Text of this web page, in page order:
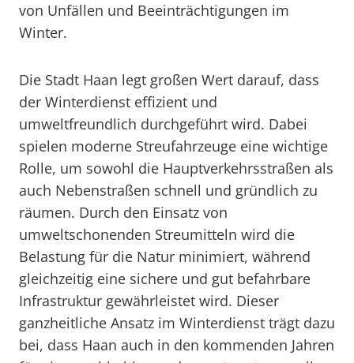
von Unfällen und Beeinträchtigungen im
Winter.
Die Stadt Haan legt großen Wert darauf, dass
der Winterdienst effizient und
umweltfreundlich durchgeführt wird. Dabei
spielen moderne Streufahrzeuge eine wichtige
Rolle, um sowohl die Hauptverkehrsstraßen als
auch Nebenstraßen schnell und gründlich zu
räumen. Durch den Einsatz von
umweltschonenden Streumitteln wird die
Belastung für die Natur minimiert, während
gleichzeitig eine sichere und gut befahrbare
Infrastruktur gewährleistet wird. Dieser
ganzheitliche Ansatz im Winterdienst trägt dazu
bei, dass Haan auch in den kommenden Jahren